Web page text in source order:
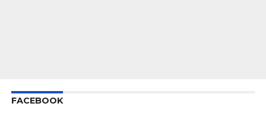
FACEBOOK